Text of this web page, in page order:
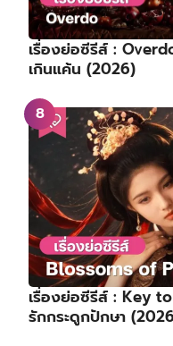
เรื่องย่อซีรีส์ :
เกินแค้น (2026)
เรื่องย่อซีรีส์ : Key
รักกระดูกปักษา